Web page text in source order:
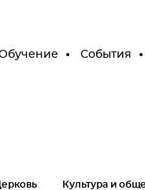
События
Культура и